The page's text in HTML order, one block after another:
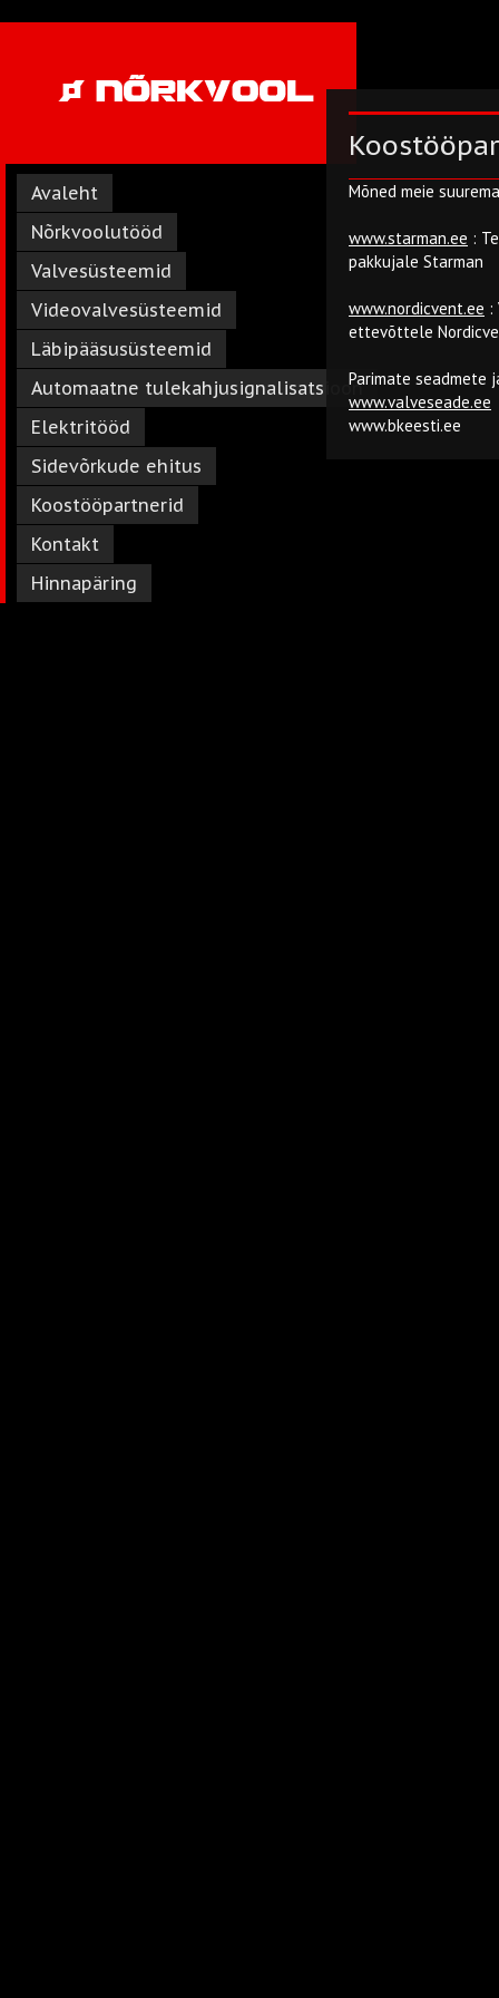
Mõned meie
www.starman.ee :
pakkujale Starman
www.nordicvent.ee :
ettevõttele
Parimate seadmete
www.valveseade.ee
www.bkeesti.ee
Avaleht
Nõrkvoolutööd
Valvesüsteemid
Videovalvesüsteemid
Läbipääsusüsteemid
Automaatne tulekahjusignalisatsioon
Elektritööd
Sidevõrkude ehitus
Koostööpartnerid
Kontakt
Hinnapäring